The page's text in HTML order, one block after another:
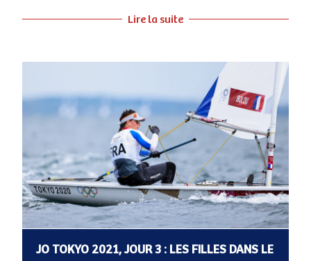
Lire la suite
JO TOKYO 2021, JOUR 3 : LES FILLES DANS LE